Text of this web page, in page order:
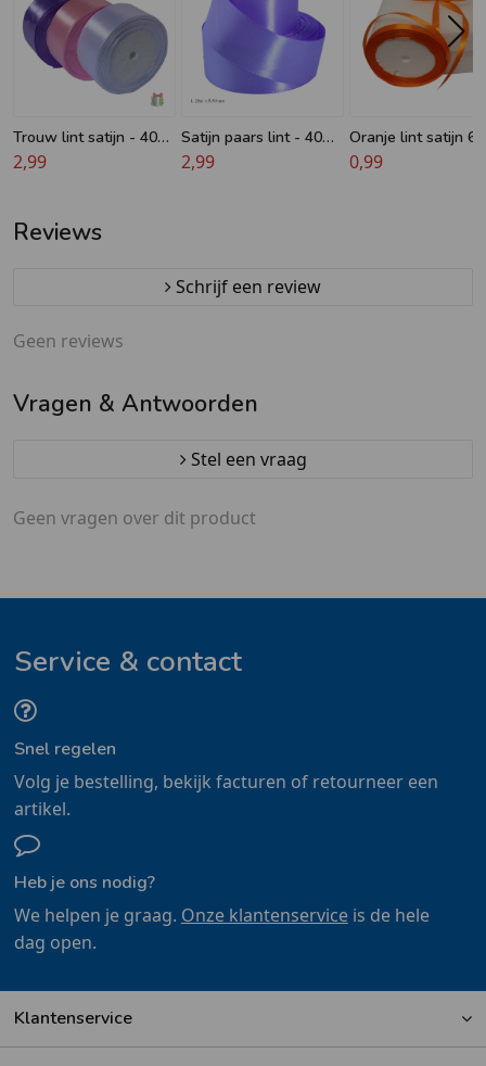
Trouw lint satijn - 40
mm x 25m
2,99
Satijn paars lint - 40
mm - 25 meter lengte
2,99
Oranje lint satijn 6
0,99
Reviews
Schrijf een review
Geen reviews
Vragen & Antwoorden
Stel een vraag
Geen vragen over dit product
Service & contact
Snel regelen
Volg je bestelling, bekijk facturen of retourneer een
artikel.
Heb je ons nodig?
We helpen je graag. Onze klantenserviceis de hele
dag open.
Klantenservice